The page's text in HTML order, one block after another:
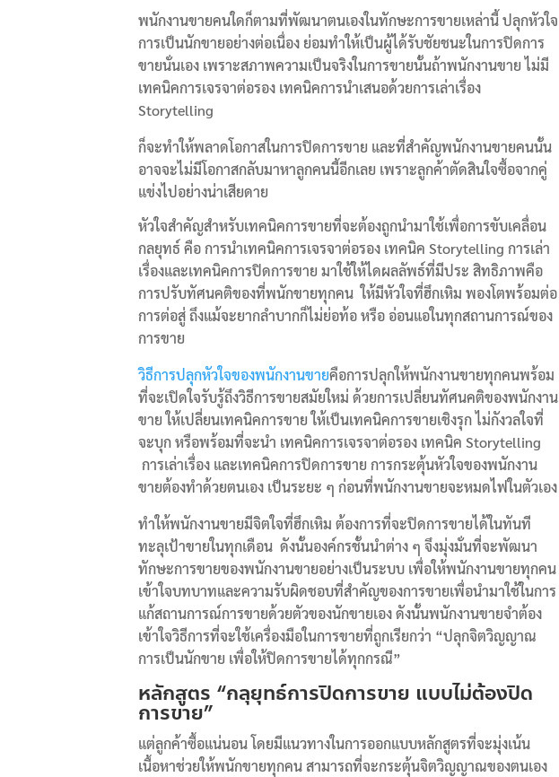
พนักงานขายคนใดก็ตามที่พัฒนาตนเองในทักษะการขายเหล่านี้ ปลุกหัวใจ
การเป็นนักขายอย่างต่อเนื่อง ย่อมทำให้เป็นผู้ได้รับชัยชนะในการปิดการ
ขายนั่นเอง เพราะสภาพความเป็นจริงในการขายนั้นถ้าพนักงานขาย ไม่มี
เทคนิคการเจรจาต่อรอง เทคนิคการนำเสนอด้วยการเล่าเรื่อง
Storytelling
ก็จะทำให้พลาดโอกาสในการปิดการขาย และที่สำคัญพนักงานขายคนนั้น
อาจจะไม่มีโอกาสกลับมาหาลูกคนนี้อีกเลย เพราะลูกค้าตัดสินใจซื้อจากคู่
แข่งไปอย่างน่าเสียดาย
หัวใจสำคัญสำหรับเทคนิคการขายที่จะต้องถูกนำมาใช้เพื่อการขับเคลื่อน
กลยุทธ์ คือ การนำเทคนิคการเจรจาต่อรอง เทคนิค Storytellingการเล่า
เรื่องและเทคนิคการปิดการขาย มาใช้ให้ไดผลลัพธ์ที่มีประ สิทธิภาพคือ
การปรับทัศนคติของที่พนักขายทุกคน ให้มีหัวใจที่ฮึกเหิม พองโตพร้อมต่อ
การต่อสู่ ถึงแม้จะยากลำบากก็ไม่ย่อท้อ หรือ อ่อนแอในทุกสถานการณ์ของ
การขาย
วิธีการปลุกหัวใจของพนักงานขายคือการปลุกให้พนักงานขายทุกคนพร้อม
ที่จะเปิดใจรับรู้ถึงวิธีการขายสมัยใหม่ ด้วยการเปลี่ยนทัศนคติของพนักงาน
ขาย ให้เปลี่ยนเทคนิคการขาย ให้เป็นเทคนิคการขายเชิงรุก ไม่กังวลใจที่
จะบุก หรือพร้อมที่จะนำ เทคนิคการเจรจาต่อรอง เทคนิคStorytelling
การเล่าเรื่อง และเทคนิคการปิดการขาย การกระตุ้นหัวใจของพนักงาน
ขายต้องทำด้วยตนเอง เป็นระยะ ๆ ก่อนที่พนักงานขายจะหมดไฟในตัวเอง
ทำให้พนักงานขายมีจิตใจที่ฮึกเหิม ต้องการที่จะปิดการขายได้ในทันที
ทะลุเป้าขายในทุกเดือน ดังนั้นองค์กรชั้นนำต่าง ๆ จึงมุ่งมั่นที่จะพัฒนา
ทักษะการขายของพนักงานขายอย่างเป็นระบบ เพื่อให้พนักงานขายทุกคน
เข้าใจบทบาทและความรับผิดชอบที่สำคัญของการขายเพื่อนำมาใช้ในการ
แก้สถานการณ์การขายด้วยตัวของนักขายเอง ดังนั้นพนักงานขายจำต้อง
เข้าใจวิธีการที่จะใช้เครื่องมือในการขายที่ถูกเรียกว่า “ปลุกจิตวิญญาณ
การเป็นนักขาย เพื่อให้ปิดการขายได้ทุกกรณี”
หลักสูตร “กลุยุทธ์การปิดการขาย แบบไม่ต้องปิด
การขาย”
แต่ลูกค้าซื้อแน่นอน โดยมีแนวทางในการออกแบบหลักสูตรที่จะมุ่งเน้น
เนื้อหาช่วยให้พนักขายทุกคน สามารถที่จะกระตุ้นจิตวิญญาณของตนเอง